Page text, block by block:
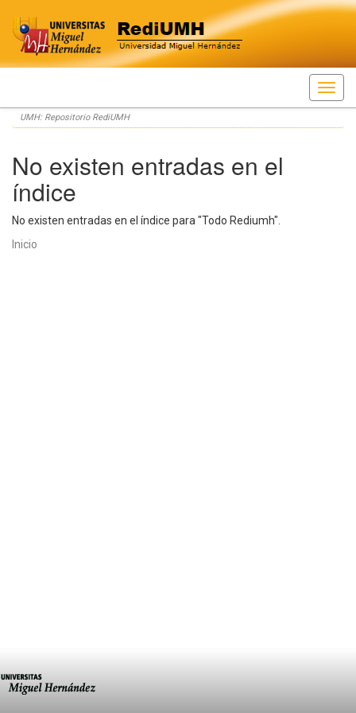
Skip
navigation
UMH: Repositorio RediUMH
No existen entradas en el
índice
No existen entradas en el índice para "Todo Rediumh".
Inicio